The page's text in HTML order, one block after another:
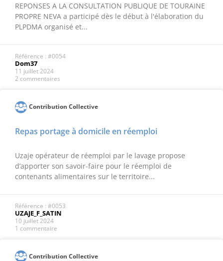
REPONSES A LA CONSULTATION PUBLIQUE DE TOURAINE
PROPRE NEVA a participé dès le début à l'élaboration du
PLPDMA organisé et...
Référence : #0054
Dom37
11 juillet 2024
2 commentaires
Contribution Collective
Repas portage à domicile en réemploi
Uzaje opérateur de réemploi par le lavage propose
d’apporter son savoir-faire pour le réemploi de
contenants alimentaires sur le territoire...
Référence : #0053
UZAJE_F_SATIN
10 juillet 2024
1 commentaire
Contribution Collective